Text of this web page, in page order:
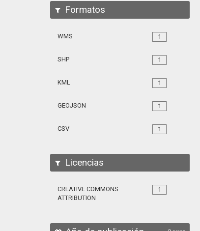
Formatos
1
WMS
1
SHP
1
KML
1
GEOJSON
1
CSV
Licencias
1
CREATIVE COMMONS
ATTRIBUTION